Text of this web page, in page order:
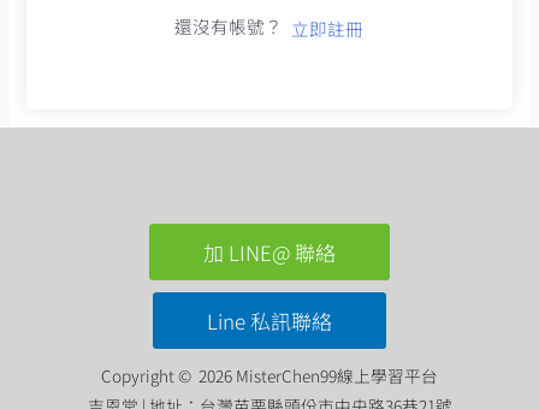
還沒有帳號？ 立即註冊
加 LINE@ 聯絡
Line 私訊聯絡
Copyright © 2026 MisterChen99線上學習平台